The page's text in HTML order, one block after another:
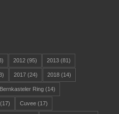
2012(95) 2013(81)
2017(24) 2018(14)
Bernkasteler Ring(14)
Cuvee(17)